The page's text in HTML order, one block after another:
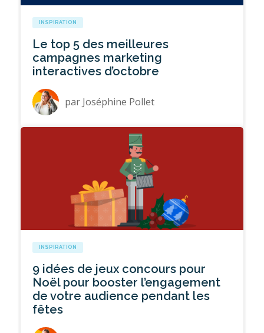
INSPIRATION
Le top 5 des meilleures
campagnes marketing
interactives d’octobre
par Joséphine Pollet
INSPIRATION
9 idées de jeux concours pour
Noël pour booster l’engagement
de votre audience pendant les
fêtes